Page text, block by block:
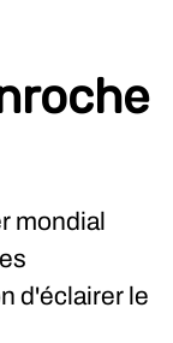
mondial
d'éclairer le